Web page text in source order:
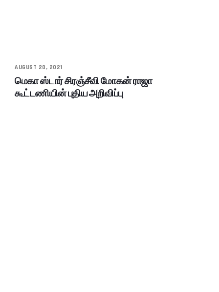
AUGUST 20, 2021
மெகா ஸ்டார் சிரஞ்சீவி மோகன் ராஜா
கூட்டணியின் புதிய அறிவிப்பு